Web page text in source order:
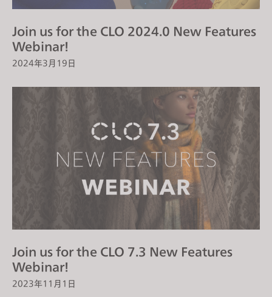
Join us for the CLO 2024.0 New Features
Webinar!
2024年3月19日
Join us for the CLO 7.3 New Features
Webinar!
2023年11月1日